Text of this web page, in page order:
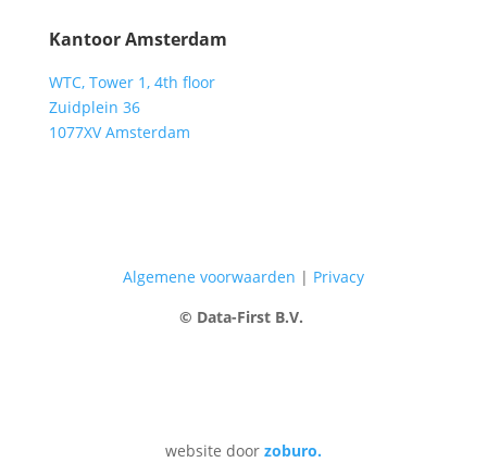
Kantoor Amsterdam
WTC, Tower 1, 4th floor
Zuidplein 36
1077XV Amsterdam
Algemene voorwaarden | Privacy
© Data-First B.V.
website door zoburo.